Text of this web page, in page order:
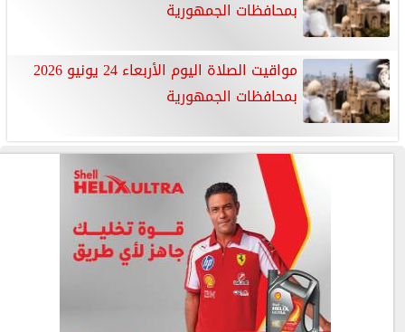
بمحافظات الجمهورية
مواقيت الصلاة اليوم الأربعاء 24 يونيو 2026
بمحافظات الجمهورية